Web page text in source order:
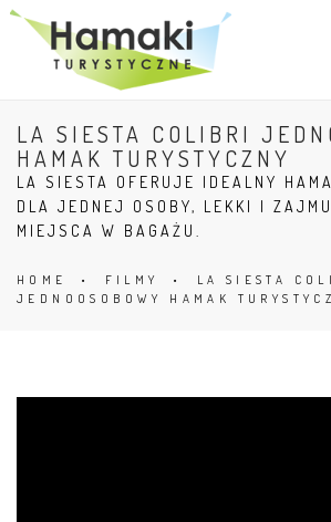
LA SIESTA COLIBRI
HAMAK TURYSTYCZNY
LA SIESTA OFERUJE IDEALNY
DLA JEDNEJ OSOBY, LEKKI I
MIEJSCA W BAGAŻU.
HOME • FILMY • LA SIESTA
JEDNOOSOBOWY HAMAK